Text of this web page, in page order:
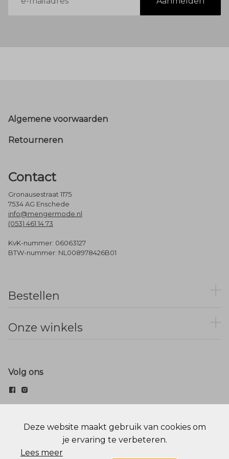
mailadres
Footer
Algemene voorwaarden
Retourneren
Contact
Gronausestraat 1175
7534 AG Enschede
info@mengermode.nl
(053) 461 14 73
KvK-nummer: 06063127
BTW-nummer: NL008978426B01
Bestellen
Onze winkels
Volg ons
© Menger Mode
Cookie statement Privacy Policy
Deze website maakt gebruik van cookies om
je ervaring te verbeteren.
Lees meer